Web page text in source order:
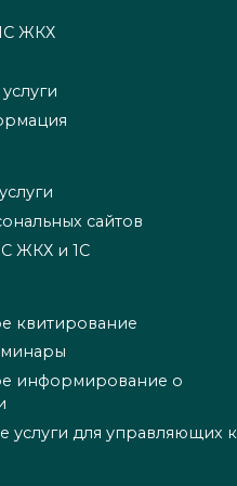
ЖКХ
сайтов
ЖКХ и 1С
квитирование
информирование о
услуги для управляющих